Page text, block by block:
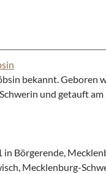
bekannt. Geboren
und getauft
Börgerende,
Mecklenburg-